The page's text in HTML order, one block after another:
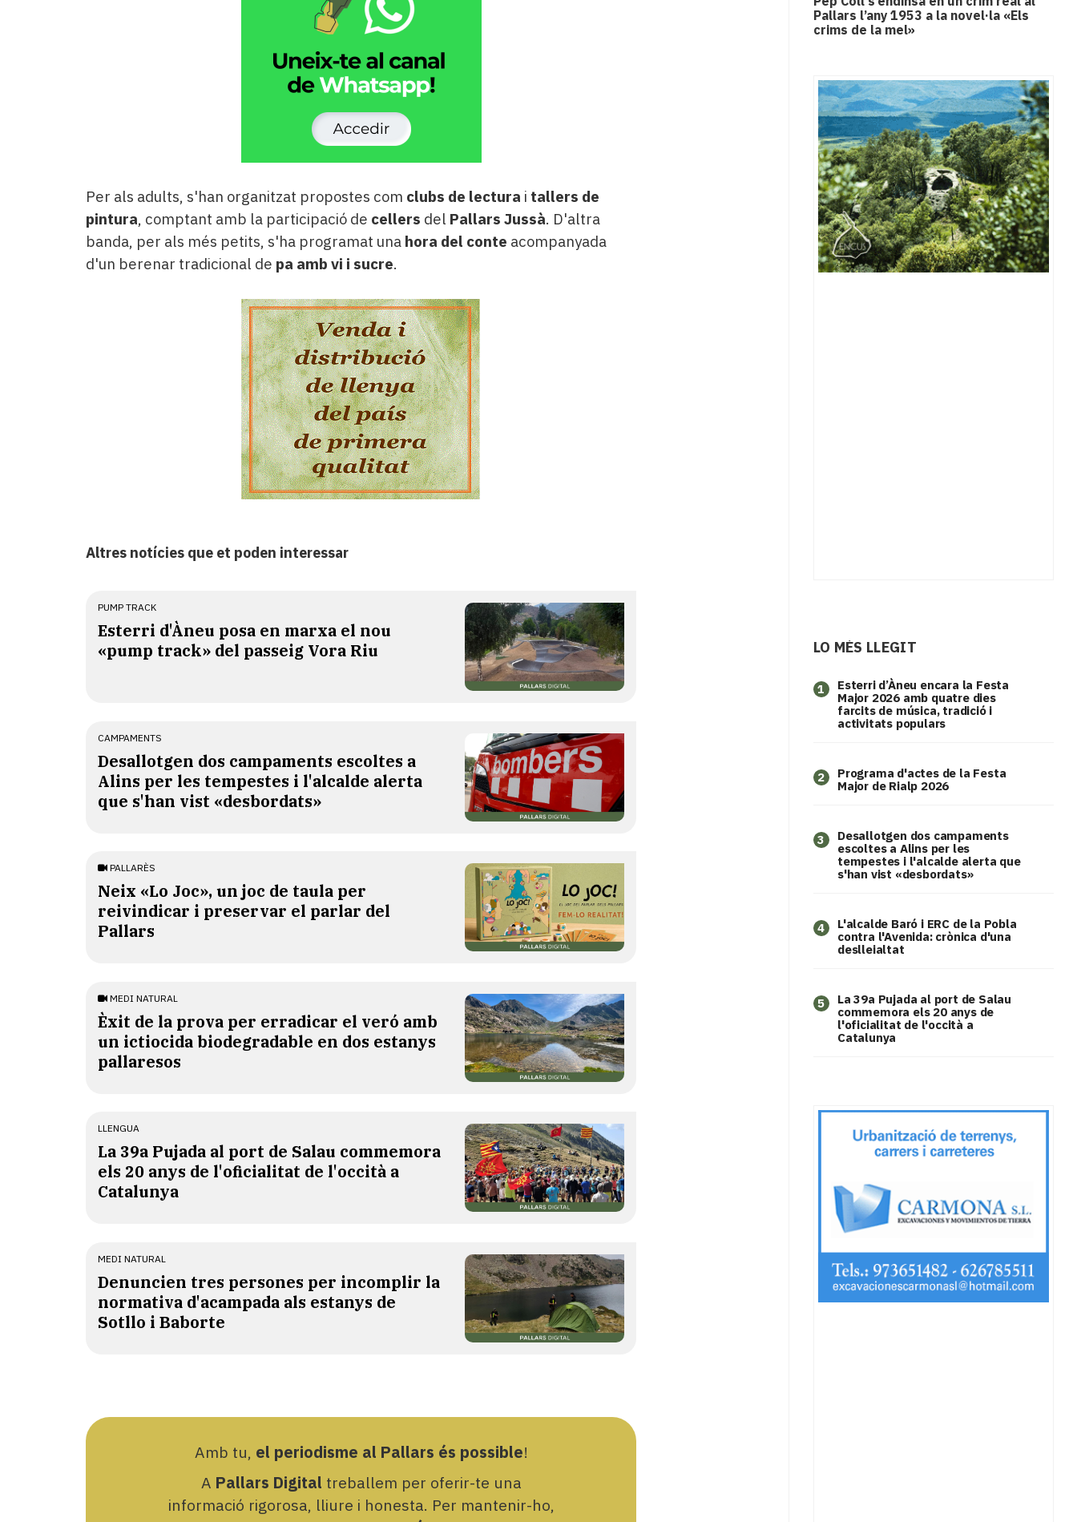
Per als adults, s'han organitzat propostes com clubs de lectura i tallers de
pintura, comptant amb la participació de cellers del Pallars Jussà. D'altra
banda, per als més petits, s'ha programat unahora del conte acompanyada
d'un berenar tradicional de pa amb vi i sucre.
Altres notícies que et poden interessar
PUMP TRACK
Esterri d'Àneu posa en marxa el nou
«pump track» del passeig Vora Riu
CAMPAMENTS
​Desallotgen dos campaments escoltes a
Alins per les tempestes i l'alcalde alerta
que s'han vist «desbordats»
PALLARÈS
​Neix «Lo Joc», un joc de taula per
reivindicar i preservar el parlar del
Pallars
MEDI NATURAL
Èxit de la prova per erradicar el veró amb
un ictiocida biodegradable en dos estanys
pallaresos
LLENGUA
​La 39a Pujada al port de Salau commemora
els 20 anys de l'oficialitat de l'occità a
Catalunya
MEDI NATURAL
Denuncien tres persones per incomplir la
normativa d'acampada als estanys de
Sotllo i Baborte
Amb tu, el periodisme al Pallars és possible!
A Pallars Digital treballem per oferir-te una
informació rigorosa, lliure i honesta. Per mantenir-ho,
Pallars l’any 1953 a la novel·la «Els
crims de la mel»
LO MÉS LLEGIT
1
Esterri d’Àneu encara la Festa
Major 2026 amb quatre dies
farcits de música, tradició i
activitats populars
2
Programa d'actes de la Festa
Major de Rialp 2026
3
​Desallotgen dos campaments
escoltes a Alins per les
tempestes i l'alcalde alerta que
s'han vist «desbordats»
4
L'alcalde Baró i ERC de la Pobla
contra l'Avenida: crònica d'una
deslleialtat
5
​La 39a Pujada al port de Salau
commemora els 20 anys de
l'oficialitat de l'occità a
Catalunya